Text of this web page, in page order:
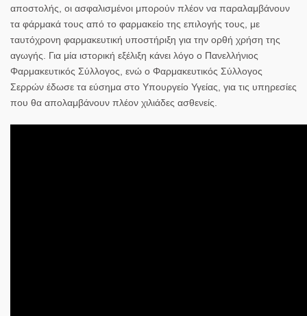
αποστολής, οι ασφαλισμένοι μπορούν πλέον να παραλαμβάνουν
τα φάρμακά τους από το φαρμακείο της επιλογής τους, με
ταυτόχρονη φαρμακευτική υποστήριξη για την ορθή χρήση της
αγωγής. Για μία ιστορική εξέλιξη κάνει λόγο ο Πανελλήνιος
Φαρμακευτικός Σύλλογος, ενώ ο Φαρμακευτικός Σύλλογος
Σερρών έδωσε τα εύσημα στο Υπουργείο Υγείας, για τις υπηρεσίες
που θα απολαμβάνουν πλέον χιλιάδες ασθενείς.